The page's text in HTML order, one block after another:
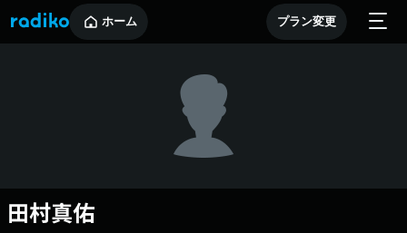
ホーム プラン変更
田村真佑